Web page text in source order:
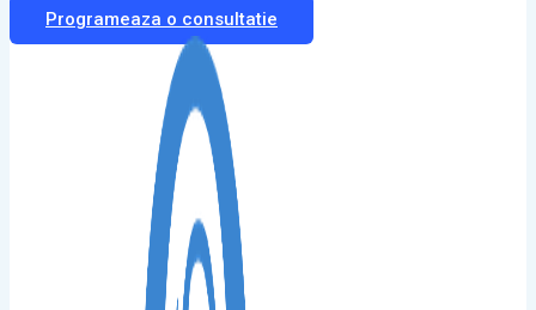
Programeaza o consultatie